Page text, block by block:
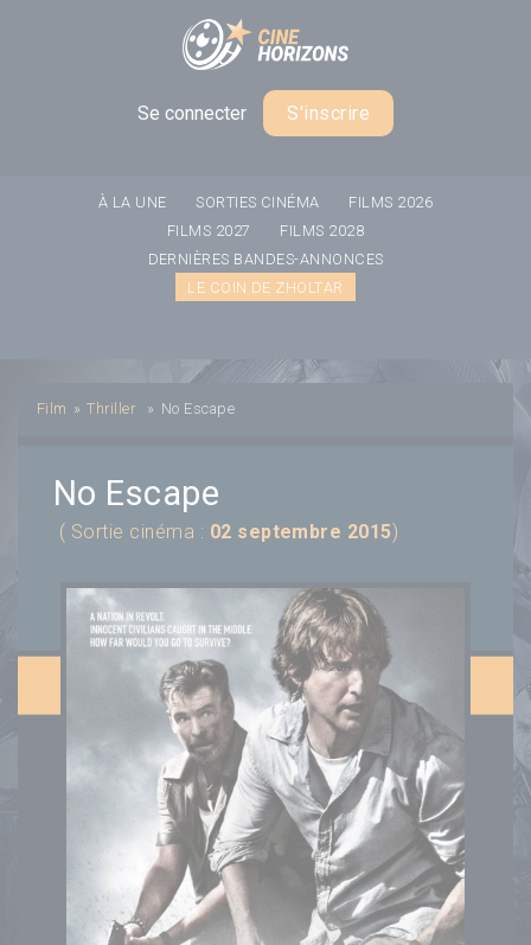
Se connecter S'inscrire
À LA UNE SORTIES CINÉMA
FILMS 2026
FILMS 2027
FILMS 2028
DERNIÈRES BANDES-ANNONCES
LE COIN DE ZHOLTAR
Film » Thriller » No Escape
No Escape
( Sortie cinéma : 02 septembre 2015)
Panneau de gestion des cookies